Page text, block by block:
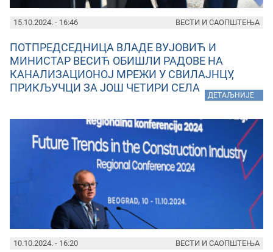
15.10.2024. - 16:46
ПОТПРЕДСЕДНИЦА ВЛАДЕ ВУЈОВИЋ И
МИНИСТАР ВЕСИЋ ОБИШЛИ РАДОВЕ НА
КАНАЛИЗАЦИОНОЈ МРЕЖИ У СВИЛАЈНЦУ,
ПРИКЉУЧЦИ ЗА ЈОШ ЧЕТИРИ СЕЛА
ДЕТАЉНИЈЕ
ВЕСТИ И САОПШТЕЊА
10.10.2024. - 16:20 ВЕСТИ И САОПШТЕЊА